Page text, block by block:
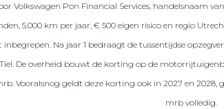
Volkswagen Pon Financial Services, handelsnaam
5.000 km per jaar, € 500 eigen risico en regio
Na jaar 1 bedraagt de tussentijdse
De overheid bouwt de korting op de
Vooralsnog geldt deze korting ook in 2027 en
mrb volledig.